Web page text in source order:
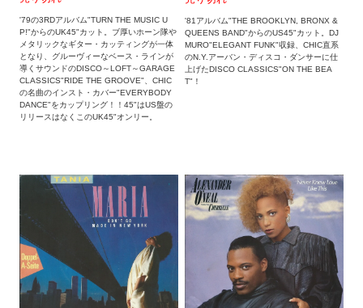
'79の3RDアルバム"TURN THE MUSIC U
P!"からのUK45"カット。ブ厚いホーン隊や
メタリックなギター・カッティングが一体
となり、グルーヴィーなベース・ラインが
導くサウンドのDISCO～LOFT～GARAGE
CLASSICS"RIDE THE GROOVE"、CHIC
の名曲のインスト・カバー"EVERYBODY
DANCE"をカップリング！！45"はUS盤の
リリースはなくこのUK45"オンリー。
'81アルバム"THE BROOKLYN, BRONX &
QUEENS BAND"からのUS45"カット。DJ
MURO"ELEGANT FUNK"収録、CHIC直系
のN.Y.アーバン・ディスコ・ダンサーに仕
上げたDISCO CLASSICS"ON THE BEA
T"！